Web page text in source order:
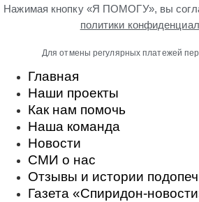
Нажимая кнопку «Я ПОМОГУ», вы
политики
Для отмены регулярных платежей
Главная
Наши проекты
Как нам помочь
Наша команда
Новости
СМИ о нас
Отзывы и истории
Газета «Спиридон-